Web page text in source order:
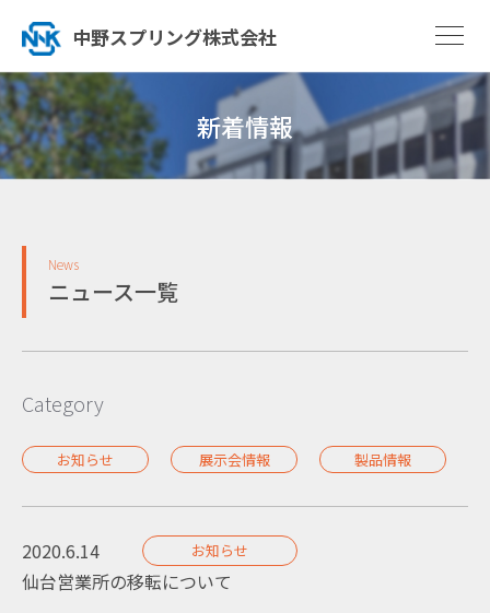
中野スプリング株式会社
新着情報
News
ニュース一覧
Category
お知らせ 展示会情報 製品情報
2020.6.14 お知らせ
仙台営業所の移転について